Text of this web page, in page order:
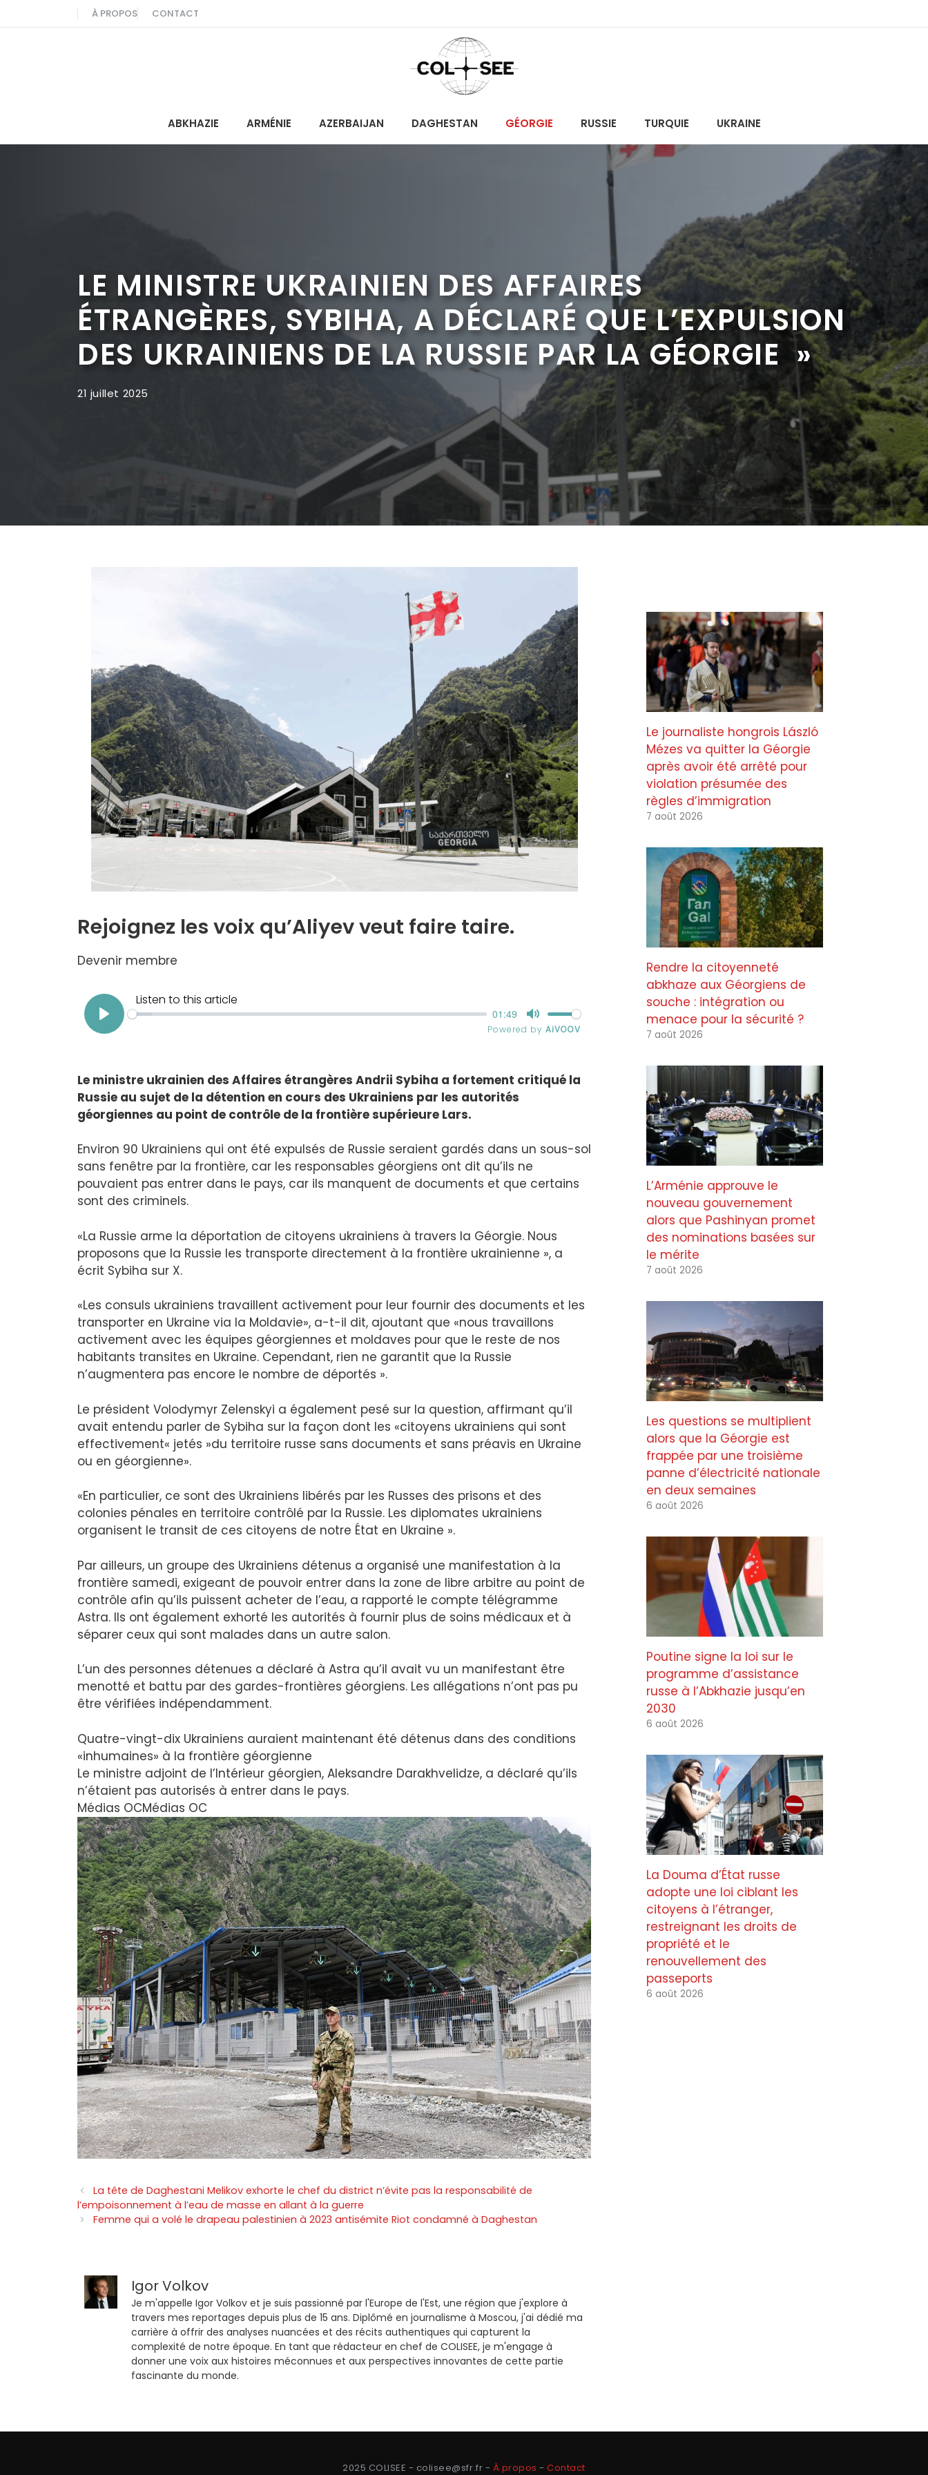
au
À PROPOS CONTACT
ABKHAZIE ARMÉNIE AZERBAIJAN DAGHESTAN GÉORGIE RUSSIE TURQUIE UKRAINE
LE MINISTRE UKRAINIEN DES AFFAIRES
ÉTRANGÈRES, SYBIHA, A DÉCLARÉ QUE L’EXPULSION
DES UKRAINIENS DE LA RUSSIE PAR LA GÉORGIE »
21 juillet 2025
Rejoignez les voix qu’Aliyev veut faire taire.
Devenir membre
Le ministre ukrainien des Affaires étrangères Andrii Sybiha a fortement critiqué la
Russie au sujet de la détention en cours des Ukrainiens par les autorités
géorgiennes au point de contrôle de la frontière supérieure Lars.
Environ 90 Ukrainiens qui ont été expulsés de Russie seraient gardés dans un sous-sol
sans fenêtre par la frontière, car les responsables géorgiens ont dit qu’ils ne
pouvaient pas entrer dans le pays, car ils manquent de documents et que certains
sont des criminels.
«La Russie arme la déportation de citoyens ukrainiens à travers la Géorgie. Nous
proposons que la Russie les transporte directement à la frontière ukrainienne », a
écrit Sybiha sur X.
«Les consuls ukrainiens travaillent activement pour leur fournir des documents et les
transporter en Ukraine via la Moldavie», a-t-il dit, ajoutant que «nous travaillons
activement avec les équipes géorgiennes et moldaves pour que le reste de nos
habitants transites en Ukraine. Cependant, rien ne garantit que la Russie
n’augmentera pas encore le nombre de déportés ».
Le président Volodymyr Zelenskyi a également pesé sur la question, affirmant qu’il
avait entendu parler de Sybiha sur la façon dont les «citoyens ukrainiens qui sont
effectivement« jetés »du territoire russe sans documents et sans préavis en Ukraine
ou en géorgienne».
«En particulier, ce sont des Ukrainiens libérés par les Russes des prisons et des
colonies pénales en territoire contrôlé par la Russie. Les diplomates ukrainiens
organisent le transit de ces citoyens de notre État en Ukraine ».
Par ailleurs, un groupe des Ukrainiens détenus a organisé une manifestation à la
frontière samedi, exigeant de pouvoir entrer dans la zone de libre arbitre au point de
contrôle afin qu’ils puissent acheter de l’eau, a rapporté le compte télégramme
Astra. Ils ont également exhorté les autorités à fournir plus de soins médicaux et à
séparer ceux qui sont malades dans un autre salon.
L’un des personnes détenues a déclaré à Astra qu’il avait vu un manifestant être
menotté et battu par des gardes-frontières géorgiens. Les allégations n’ont pas pu
être vérifiées indépendamment.
Quatre-vingt-dix Ukrainiens auraient maintenant été détenus dans des conditions
«inhumaines» à la frontière géorgienne
Le ministre adjoint de l’Intérieur géorgien, Aleksandre Darakhvelidze, a déclaré qu’ils
n’étaient pas autorisés à entrer dans le pays.
Médias OCMédias OC
La tête de Daghestani Melikov exhorte le chef du district n’évite pas la responsabilité de
l’empoisonnement à l’eau de masse en allant à la guerre
Femme qui a volé le drapeau palestinien à 2023 antisémite Riot condamné à Daghestan
Igor Volkov
Je m'appelle Igor Volkov et je suis passionné par l'Europe de l'Est, une région que j'explore à
travers mes reportages depuis plus de 15 ans. Diplômé en journalisme à Moscou, j'ai dédié ma
carrière à offrir des analyses nuancées et des récits authentiques qui capturent la
complexité de notre époque. En tant que rédacteur en chef de COLISEE, je m'engage à
donner une voix aux histoires méconnues et aux perspectives innovantes de cette partie
fascinante du monde.
Le journaliste hongrois László
Mézes va quitter la Géorgie
après avoir été arrêté pour
violation présumée des
règles d’immigration
7 août 2026
Rendre la citoyenneté
abkhaze aux Géorgiens de
souche : intégration ou
menace pour la sécurité ?
7 août 2026
L’Arménie approuve le
nouveau gouvernement
alors que Pashinyan promet
des nominations basées sur
le mérite
7 août 2026
Les questions se multiplient
alors que la Géorgie est
frappée par une troisième
panne d’électricité nationale
en deux semaines
6 août 2026
Poutine signe la loi sur le
programme d’assistance
russe à l’Abkhazie jusqu’en
2030
6 août 2026
La Douma d’État russe
adopte une loi ciblant les
citoyens à l’étranger,
restreignant les droits de
propriété et le
renouvellement des
passeports
6 août 2026
2025 COLISEE - colisee@sfr.fr - À propos -Contact